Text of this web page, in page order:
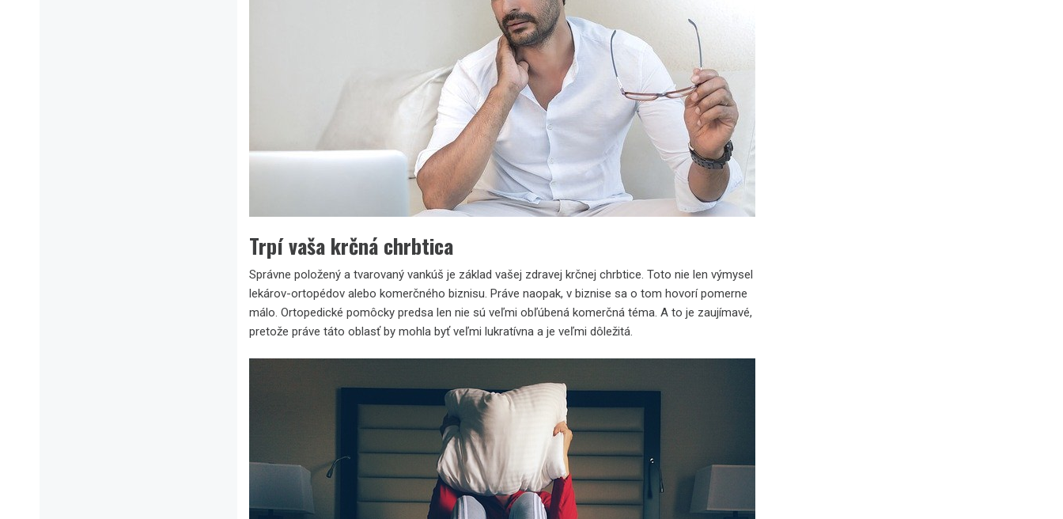
Trpí vaša krčná chrbtica
Správne položený a tvarovaný vankúš je základ vašej zdravej krčnej chrbtice. Toto nie len výmysel
lekárov-ortopédov alebo komerčného biznisu. Práve naopak, v biznise sa o tom hovorí pomerne
málo. Ortopedické pomôcky predsa len nie sú veľmi obľúbená komerčná téma. A to je zaujímavé,
pretože práve táto oblasť by mohla byť veľmi lukratívna a je veľmi dôležitá.